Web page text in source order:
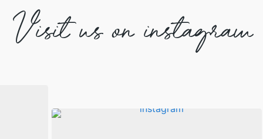
Visit us on instagram